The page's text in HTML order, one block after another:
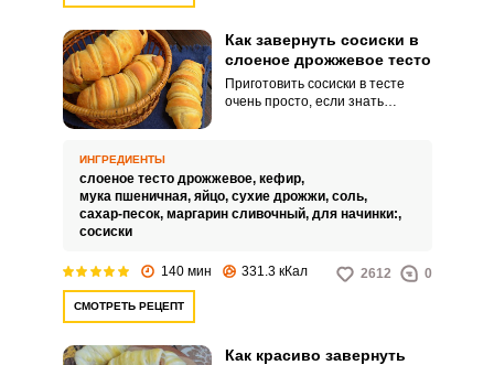
Как завернуть сосиски в
слоеное дрожжевое тесто
Приготовить сосиски в тесте
очень просто, если знать
сосиски.
ИНГРЕДИЕНТЫ
слоеное тесто дрожжевое, кефир,
мука пшеничная, яйцо, сухие дрожжи, соль,
сахар-песок, маргарин сливочный, для начинки:,
сосиски
140 мин 331.3 кКал 2612 0
СМОТРЕТЬ РЕЦЕПТ
Как красиво завернуть
ВХОД НА САЙТ РЕГИСТРАЦИЯ